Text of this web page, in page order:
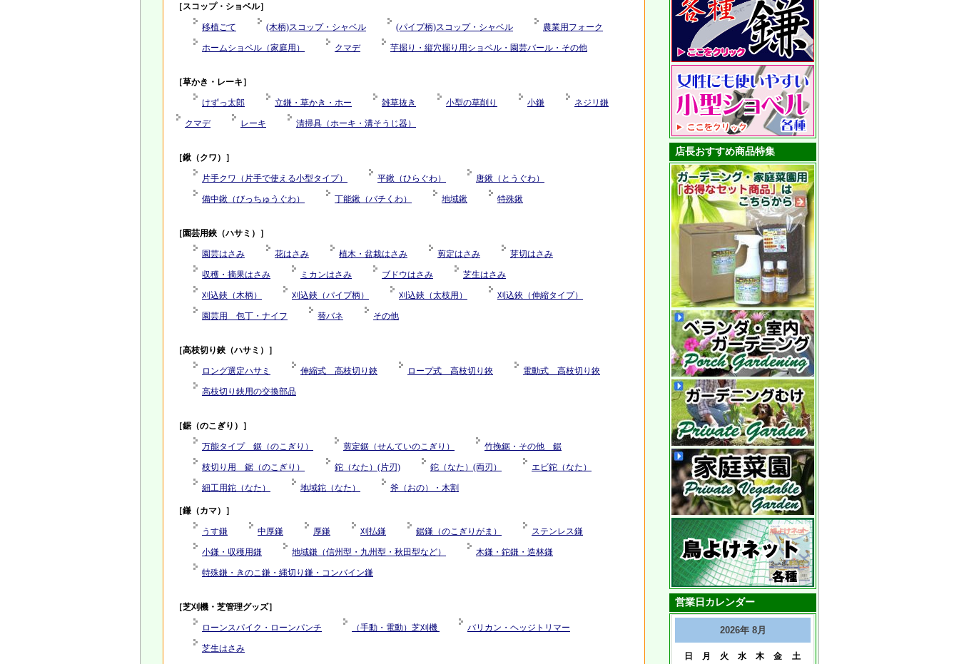
［スコップ・ショベル］
移植ごて (木柄)スコップ・シャベル (パイプ柄)スコップ・シャベル 農業用フォーク
ホームショベル（家庭用） クマデ 芋掘り・縦穴掘り用ショベル・園芸バール・その他
［草かき・レーキ］
けずっ太郎 立鎌・草かき・ホー 雑草抜き 小型の草削り 小鎌 ネジリ鎌
クマデ レーキ 清掃具（ホーキ・溝そうじ器）
［鍬（クワ）］
片手クワ（片手で使える小型タイプ） 平鍬（ひらぐわ） 唐鍬（とうぐわ）
備中鍬（びっちゅうぐわ） 丁能鍬（バチくわ） 地域鍬 特殊鍬
［園芸用鋏（ハサミ）］
園芸はさみ 花はさみ 植木・盆栽はさみ 剪定はさみ 芽切はさみ
収穫・摘果はさみ ミカンはさみ ブドウはさみ 芝生はさみ
刈込鋏（木柄） 刈込鋏（パイプ柄） 刈込鋏（太枝用） 刈込鋏（伸縮タイプ）
園芸用 包丁・ナイフ 替バネ その他
［高枝切り鋏（ハサミ）］
ロング選定ハサミ 伸縮式 高枝切り鋏 ロープ式 高枝切り鋏 電動式 高枝切り鋏
高枝切り鋏用の交換部品
［鋸（のこぎり）］
万能タイプ 鋸（のこぎり） 剪定鋸（せんていのこぎり） 竹挽鋸・その他 鋸
枝切り用 鋸（のこぎり） 鉈（なた）(片刃) 鉈（なた）(両刃） エビ鉈（なた）
細工用鉈（なた） 地域鉈（なた） 斧（おの）・木割
［鎌（カマ）］
うす鎌 中厚鎌 厚鎌 刈払鎌 鋸鎌（のこぎりがま） ステンレス鎌
小鎌・収穫用鎌 地域鎌（信州型・九州型・秋田型など） 木鎌・鉈鎌・造林鎌
特殊鎌・きのこ鎌・縄切り鎌・コンバイン鎌
［芝刈機・芝管理グッズ］
ローンスパイク・ローンパンチ （手動・電動）芝刈機 バリカン・ヘッジトリマー
芝生はさみ
店長おすすめ商品特集
営業日カレンダー